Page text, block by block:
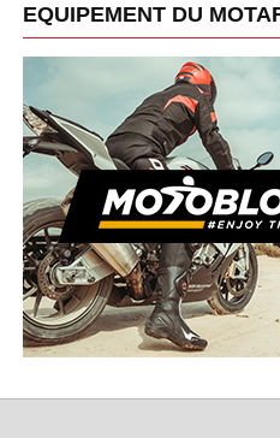
EQUIPEMENT DU